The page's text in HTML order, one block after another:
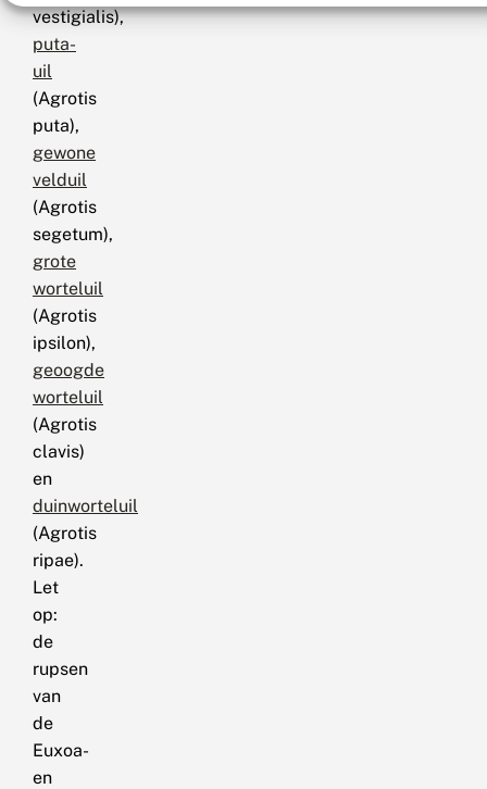
vestigialis),
puta-
uil
(Agrotis
puta),
gewone
velduil
(Agrotis
segetum),
grote
worteluil
(Agrotis
ipsilon),
geoogde
worteluil
(Agrotis
clavis)
en
duinworteluil
(Agrotis
ripae).
Let
op:
de
rupsen
van
de
Euxoa-
en